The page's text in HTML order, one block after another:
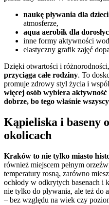
naukę pływania dla dzieci
atmosferze,
aqua aerobik dla
inne formy aktywności
elastyczny grafik zajęć
Dzięki otwartości i różnorodności,
przyciąga całe rodziny. To
promuje zdrowy styl życia i
więcej osób wybiera
dobrze, bo tego właśnie
Kąpieliska i baseny
okolicach
Kraków to nie tylko miasto
również miejscem pełnym
temperatury rosną, zarówno
ochłody w odkrytych basenach i
nie tylko do pływania, ale też
– bez względu na wiek czy